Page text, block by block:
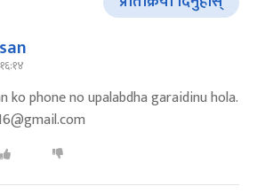
ko phone no upalabdha garaidinu hola.